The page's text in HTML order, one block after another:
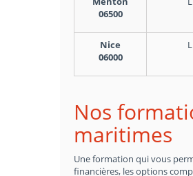
06500
Nice
06000
Nos
maritimes
Une formation qui vous
financières, les options